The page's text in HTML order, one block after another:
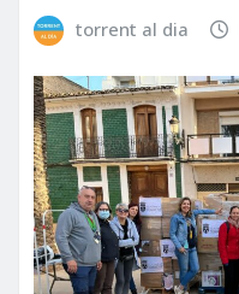
torrent al dia